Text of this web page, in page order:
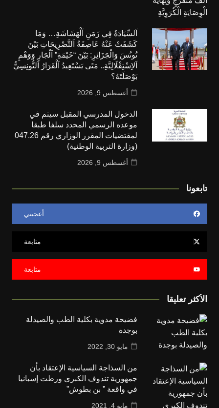
اَلسِّيَادَةُ فِي زَمَنِ اَلْهَشَاشَةِ… وَمَا
كَشَفَتْ عَنْهُ عَاصِفَةُ اَلتَّصْرِيحَاتِ بَيْنَ
تُونُسَ وَالْجَزَائِرِ: بَيْنَ “خَيْمَةِ” اَلْجَارِ وَوَهْمِ
اَلاِسْتِقْلَالِيَّةِ.. مَتَى يَسْتَعِيدُ اَلْقَرَارُ اَلتُّونِسِيُّ
بَوْصَلَتَهُ؟
أغسطس 9, 2026
الدخول المدرسي المقبل سیتم في
موعده الرسمي المحدد سلفا طبقا
لمقتضیات المقرر الوزاري رقم 047.26
(وزارة التربية الوطنية)
أغسطس 9, 2026
تابعونا
أعجبني
متابعة
متابعة
الأكثر تعليقا
فضيحة مدوية بكلية الطب والصيدلة
بوجدة
مايو 30, 2022
من السذاجة السياسية الإعتقاد بأن
جمهورية تندوف الكبرى ورطت إسبانيا
في واقعة ” بن بطوش”
مايو 4, 2021